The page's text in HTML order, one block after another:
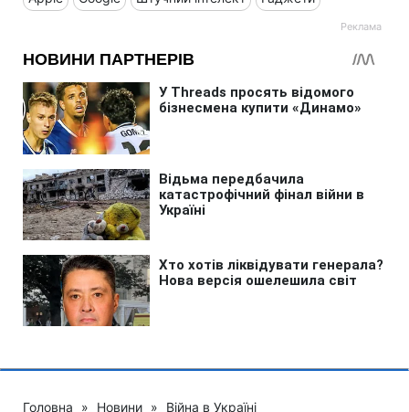
Головна » Новини » Війна в Україні